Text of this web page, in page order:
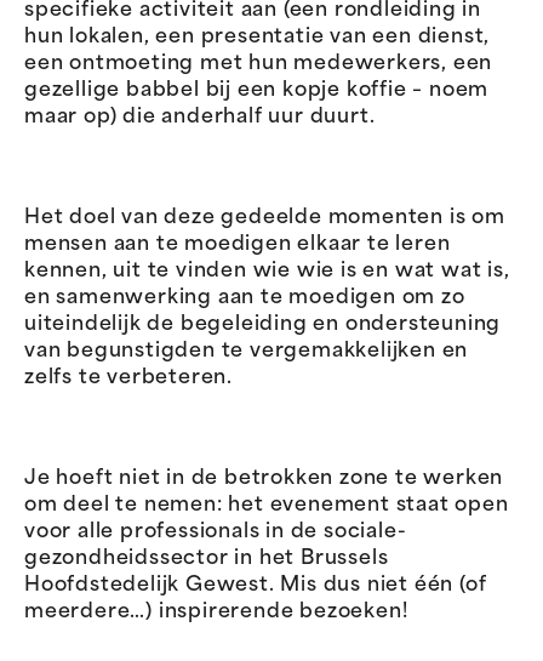
specifieke activiteit aan (een rondleiding in
hun lokalen, een presentatie van een dienst,
een ontmoeting met hun medewerkers, een
gezellige babbel bij een kopje koffie – noem
maar op) die anderhalf uur duurt.
Het doel van deze gedeelde momenten is om
mensen aan te moedigen elkaar te leren
kennen, uit te vinden wie wie is en wat wat is,
en samenwerking aan te moedigen om zo
uiteindelijk de begeleiding en ondersteuning
van begunstigden te vergemakkelijken en
zelfs te verbeteren.
Je hoeft niet in de betrokken zone te werken
om deel te nemen: het evenement staat open
voor alle professionals in de sociale-
gezondheidssector in het Brussels
Hoofdstedelijk Gewest. Mis dus niet één (of
meerdere…) inspirerende bezoeken!